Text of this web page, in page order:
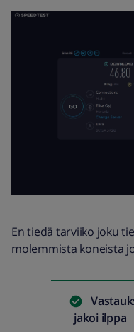
En tiedä tarviiko joku
molemmista koneista
jakoi ilppa